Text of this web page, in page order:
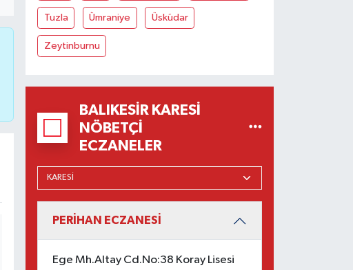
Tuzla Ümraniye Üsküdar
Zeytinburnu
BALIKESIR KARESI
NÖBETÇI
ECZANELER
PERİHAN ECZANESİ
Ege Mh.Altay Cd.No:38 Koray Lisesi